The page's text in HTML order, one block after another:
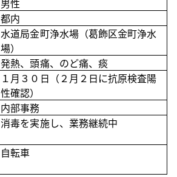
男性
都内
水道局金町浄水場（葛飾区金町浄水
場）
発熱、頭痛、のど痛、痰
１月３０日（２月２日に抗原検査陽
性確認）
内部事務
消毒を実施し、業務継続中
自転車